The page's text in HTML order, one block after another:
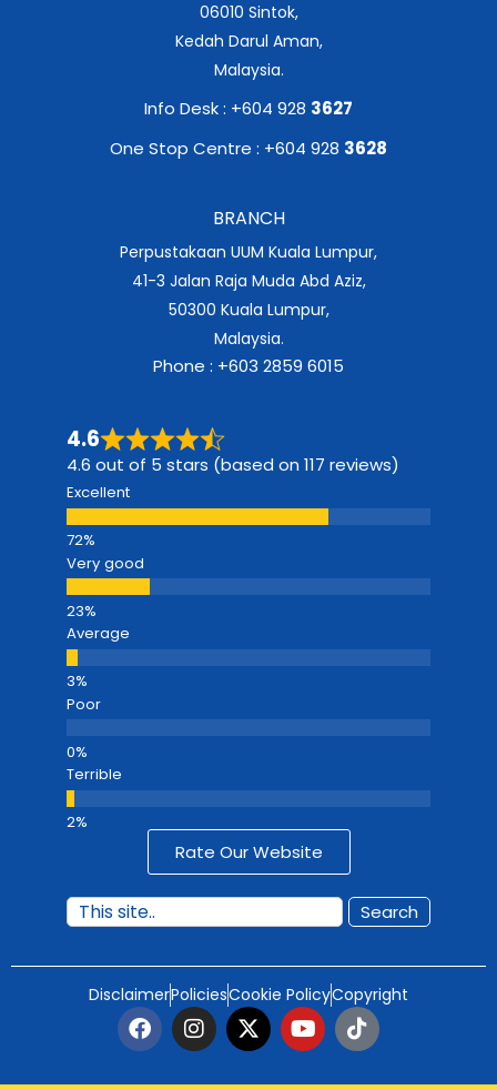
06010 Sintok,
Kedah Darul Aman,
Malaysia.
Info Desk : +604 928 3627
One Stop Centre : +604 928 3628
BRANCH
Perpustakaan UUM Kuala Lumpur,
41-3 Jalan Raja Muda Abd Aziz,
50300 Kuala Lumpur,
Malaysia.
Phone : +603 2859 6015
4.6
4.6 out of 5 stars (based on 117 reviews)
Excellent
Very good
Average
Poor
Terrible
Rate Our Website
Search
DisclaimerPoliciesCookie PolicyCopyright